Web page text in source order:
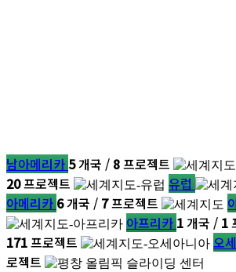
남아메리카 5개국 / 8프로젝트
20프로젝트 유럽
아메리카 6개국 / 7프로젝트
아프리카 1개국 / 1
171프로젝트 오
로젝트